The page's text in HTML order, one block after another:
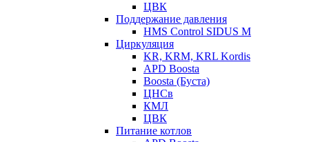
ЦВК
Поддержание давления
HMS Control SIDUS M
Циркуляция
KR, KRM, KRL Kordis
APD Boosta
Boosta (Буста)
ЦНСв
КМЛ
ЦВК
Питание котлов